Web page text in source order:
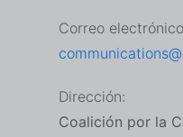
Correo
Dirección:
Coalición por la